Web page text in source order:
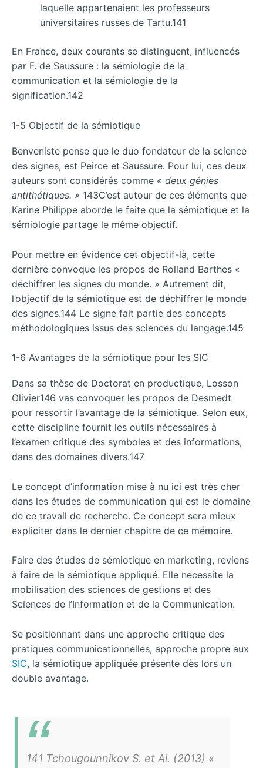
laquelle appartenaient les professeurs
universitaires russes de Tartu.141
En France, deux courants se distinguent, influencés
par F. de Saussure : la sémiologie de la
communication et la sémiologie de la
signification.142
1-5 Objectif de la sémiotique
Benveniste pense que le duo fondateur de la science
des signes, est Peirce et Saussure. Pour lui, ces deux
auteurs sont considérés comme « deux génies
antithétiques. » 143C’est autour de ces éléments que
Karine Philippe aborde le faite que la sémiotique et la
sémiologie partage le même objectif.
Pour mettre en évidence cet objectif-là, cette
dernière convoque les propos de Rolland Barthes «
déchiffrer les signes du monde. » Autrement dit,
l’objectif de la sémiotique est de déchiffrer le monde
des signes.144 Le signe fait partie des concepts
méthodologiques issus des sciences du langage.145
1-6 Avantages de la sémiotique pour les SIC
Dans sa thèse de Doctorat en productique, Losson
Olivier146 vas convoquer les propos de Desmedt
pour ressortir l’avantage de la sémiotique. Selon eux,
cette discipline fournit les outils nécessaires à
l’examen critique des symboles et des informations,
dans des domaines divers.147
Le concept d’information mise à nu ici est très cher
dans les études de communication qui est le domaine
de ce travail de recherche. Ce concept sera mieux
expliciter dans le dernier chapitre de ce mémoire.
Faire des études de sémiotique en marketing, reviens
à faire de la sémiotique appliqué. Elle nécessite la
mobilisation des sciences de gestions et des
Sciences de l’Information et de la Communication.
Se positionnant dans une approche critique des
pratiques communicationnelles, approche propre aux
SIC, la sémiotique appliquée présente dès lors un
double avantage.
141 Tchougounnikov S. et Al. (2013) «